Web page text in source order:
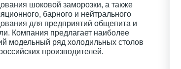
шоковой заморозки, а также
барного и нейтрального
для предприятий общепита и
Компания предлагает наиболее
модельный ряд холодильных столов
производителей.